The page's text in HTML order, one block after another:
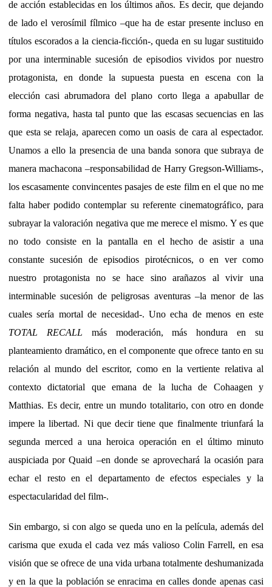
de acción establecidas en los últimos años. Es decir, que dejando
de lado el verosímil fílmico –que ha de estar presente incluso en
títulos escorados a la ciencia-ficción-, queda en su lugar sustituido
por una interminable sucesión de episodios vividos por nuestro
protagonista, en donde la supuesta puesta en escena con la
elección casi abrumadora del plano corto llega a apabullar de
forma negativa, hasta tal punto que las escasas secuencias en las
que esta se relaja, aparecen como un oasis de cara al espectador.
Unamos a ello la presencia de una banda sonora que subraya de
manera machacona –responsabilidad de Harry Gregson-Williams-,
los escasamente convincentes pasajes de este film en el que no me
falta haber podido contemplar su referente cinematográfico, para
subrayar la valoración negativa que me merece el mismo. Y es que
no todo consiste en la pantalla en el hecho de asistir a una
constante sucesión de episodios pirotécnicos, o en ver como
nuestro protagonista no se hace sino arañazos al vivir una
interminable sucesión de peligrosas aventuras –la menor de las
cuales sería mortal de necesidad-. Uno echa de menos en este
TOTAL RECALL más moderación, más hondura en su
planteamiento dramático, en el componente que ofrece tanto en su
relación al mundo del escritor, como en la vertiente relativa al
contexto dictatorial que emana de la lucha de Cohaagen y
Matthias. Es decir, entre un mundo totalitario, con otro en donde
impere la libertad. Ni que decir tiene que finalmente triunfará la
segunda merced a una heroica operación en el último minuto
auspiciada por Quaid –en donde se aprovechará la ocasión para
echar el resto en el departamento de efectos especiales y la
espectacularidad del film-.
Sin embargo, si con algo se queda uno en la película, además del
carisma que exuda el cada vez más valioso Colin Farrell, en esa
visión que se ofrece de una vida urbana totalmente deshumanizada
y en la que la población se enracima en calles donde apenas casi